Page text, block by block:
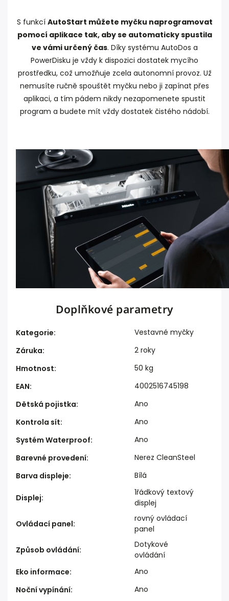
S funkcí AutoStart můžete myčku naprogramovat
pomocí aplikace tak, aby se automaticky spustila
ve vámi určený čas. Díky systému AutoDos a
PowerDisku je vždy k dispozici dostatek mycího
prostředku, což umožňuje zcela autonomní provoz. Už
nemusíte ručně spouštět myčku nebo ji zapínat přes
aplikaci, a tím pádem nikdy nezapomenete spustit
program a budete mít vždy dostatek čistého nádobí.
Doplňkové parametry
Kategorie:
Vestavné myčky
Záruka:
2 roky
Hmotnost:
50 kg
EAN:
4002516745198
Dětská pojistka:
Ano
Kontrola sít:
Ano
Systém Waterproof:
Ano
Barevné provedení:
Nerez CleanSteel
Barva displeje: Bílá
Displej:
1řádkový textový
displej
Ovládací panel:
rovný ovládací
panel
Způsob ovládání:
Dotykové
ovládání
Eko informace:
Ano
Noční vypínání: Ano